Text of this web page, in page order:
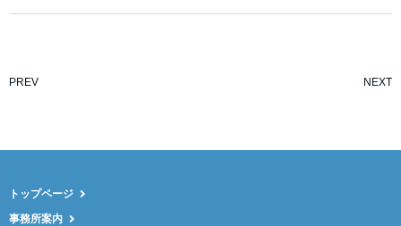
PREV NEXT
トップページ
事務所案内